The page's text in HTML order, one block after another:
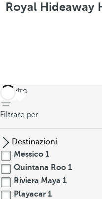
Royal Hideaway
indietro
Filtrare per
Destinazioni
Messico 1
Quintana Roo 1
Riviera Maya 1
Playacar 1